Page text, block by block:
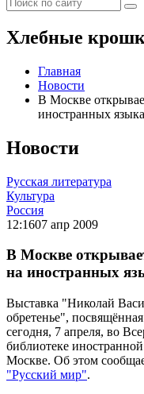
Хлебные
Главная
Новости
В Москве
иностранных
Новости
Русская литература
Культура
Россия
12:1607 апр 2009
В Москве
на иностранных
Выставка "Николай
обретенье",
сегодня, 7 апреля, во
библиотеке
Москве. Об этом
"Русский мир".